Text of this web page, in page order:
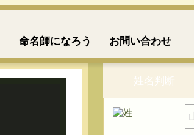
命名師になろう お問い合わせ
姓名判断